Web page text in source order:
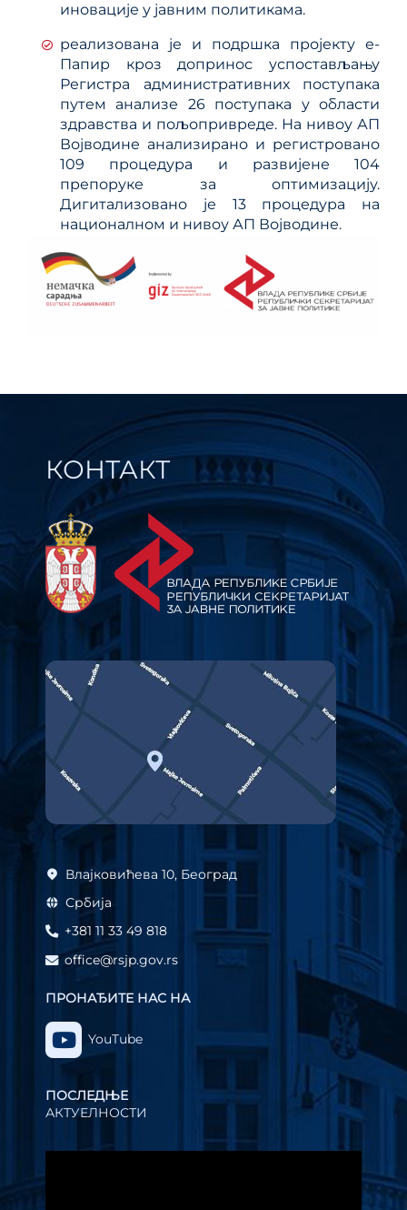
иновације у јавним политикама.
реализована је и подршка пројекту е-
Папир кроз допринос успостaвљању
Регистра административних поступака
путем анализе 26 поступака у области
здравства и пољопривреде. На нивоу АП
Војводине анализирано и регистровано
109 процедура и развијене 104
препоруке за оптимизацију.
Дигитализовано је 13 процедура на
националном и нивоу АП Војводине.
КОНТАКТ
Влајковићева 10, Београд
Србија
+381 11 33 49 818
office@rsjp.gov.rs
ПРОНАЂИТЕ НАС НА
YouTube
ПОСЛЕДЊЕ
АКТУЕЛНОСТИ
видео